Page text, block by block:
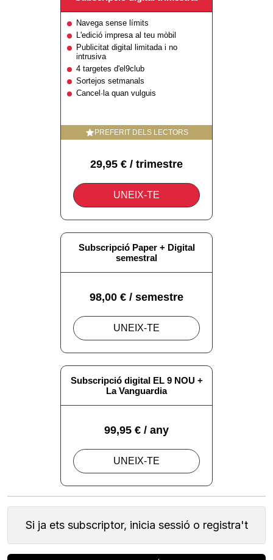
Si ja ets subscriptor, inicia sessió o registra't